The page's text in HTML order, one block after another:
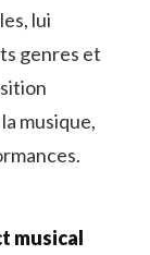
lui
genres et
musique,
musical